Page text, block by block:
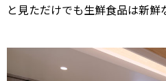
と見ただけでも生鮮食品は新鮮